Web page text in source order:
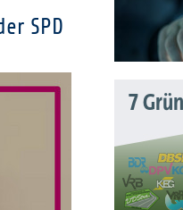
SPD
7